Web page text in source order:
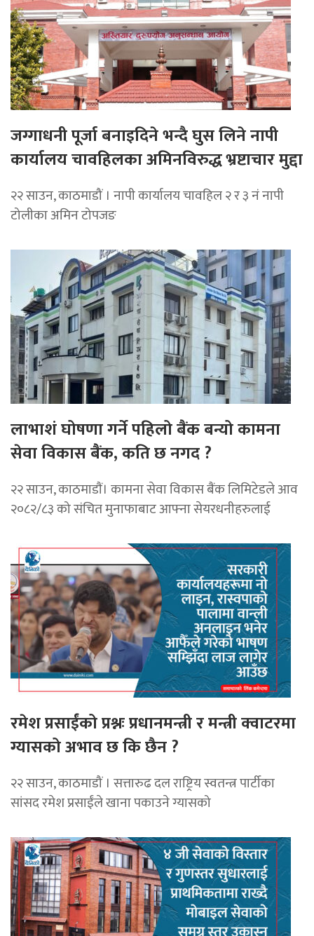
जग्गाधनी पूर्जा बनाइदिने भन्दै घुस लिने नापी
कार्यालय चावहिलका अमिनविरुद्ध भ्रष्टाचार मुद्दा
२२ साउन, काठमाडौं । नापी कार्यालय चावहिल २ र ३ नं नापी
टोलीका अमिन टोपजङ
लाभाशं घोषणा गर्ने पहिलो बैंक बन्यो कामना
सेवा विकास बैंक, कति छ नगद ?
२२ साउन, काठमाडाैं। कामना सेवा विकास बैंक लिमिटेडले आव
२०८२/८३ को संचित मुनाफाबाट आफ्ना सेयरधनीहरुलाई
रमेश प्रसाईंको प्रश्नः प्रधानमन्त्री र मन्त्री क्वाटरमा
ग्यासको अभाव छ कि छैन ?
२२ साउन, काठमाडौं । सत्तारुढ दल राष्ट्रिय स्वतन्त्र पार्टीका
सांसद रमेश प्रसाईंले खाना पकाउने ग्यासको